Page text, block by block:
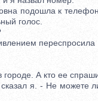
подошла к
голос.
переспросила
А кто ее
я. - Не можете